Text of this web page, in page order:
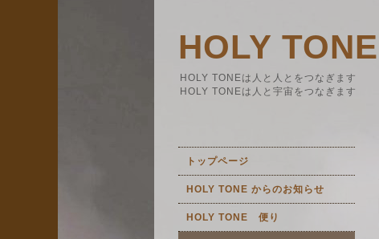
HOLY TONE
HOLY TONEは人と人とをつなぎます
HOLY TONEは人と宇宙をつなぎます
トップページ
HOLY TONE からのお知らせ
HOLY TONE 便り